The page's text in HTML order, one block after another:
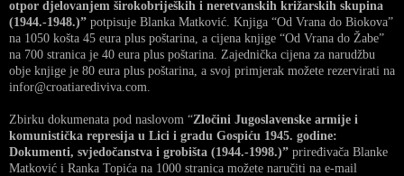
otpor djelovanjem širokobrijeških i neretvanskih križarskih skupina
(1944.-1948.)” potpisuje Blanka Matković. Knjiga “Od Vrana do Biokova”
na 1050 košta 45 eura plus poštarina, a cijena knjige “Od Vrana do Žabe”
na 700 stranica je 40 eura plus poštarina. Zajednička cijena za narudžbu
obje knjige je 80 eura plus poštarina, a svoj primjerak možete rezervirati na
infor@croatiarediviva.com.
Zbirku dokumenata pod naslovom “Zločini Jugoslavenske armije i
komunistička represija u Lici i gradu Gospiću 1945. godine:
Dokumenti, svjedočanstva i grobišta (1944.-1998.)” priređivača Blanke
Matković i Ranka Topića na 1000 stranica možete naručiti na e-mail